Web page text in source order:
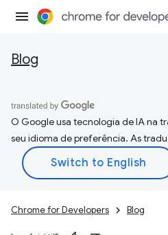
Blog
O Google usa tecnologia de IA na
seu idioma de preferência. As
Chrome for Developers Blog